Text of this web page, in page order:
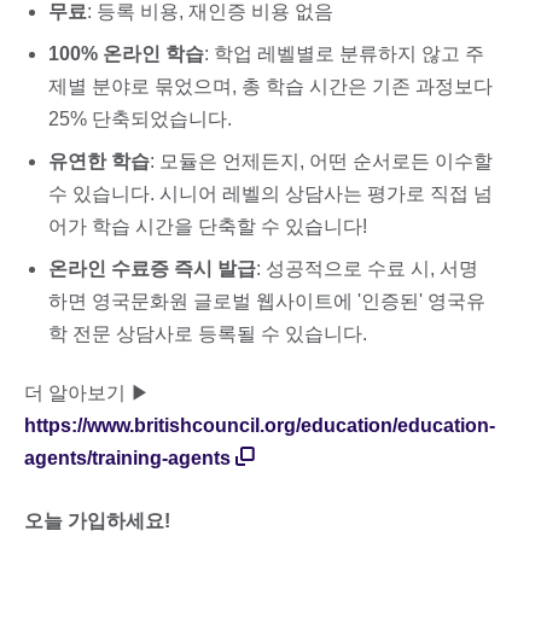
무료: 등록 비용, 재인증 비용 없음
100% 온라인 학습: 학업 레벨별로 분류하지 않고 주
제별 분야로 묶었으며, 총 학습 시간은 기존 과정보다
25% 단축되었습니다.
유연한 학습: 모듈은 언제든지, 어떤 순서로든 이수할
수 있습니다. 시니어 레벨의 상담사는 평가로 직접 넘
어가 학습 시간을 단축할 수 있습니다!
온라인 수료증 즉시 발급: 성공적으로 수료 시, 서명
하면 영국문화원 글로벌 웹사이트에 '인증된' 영국유
학 전문 상담사로 등록될 수 있습니다.
더 알아보기 ▶
https://www.britishcouncil.org/education/education-
agents/training-agents
오늘 가입하세요!